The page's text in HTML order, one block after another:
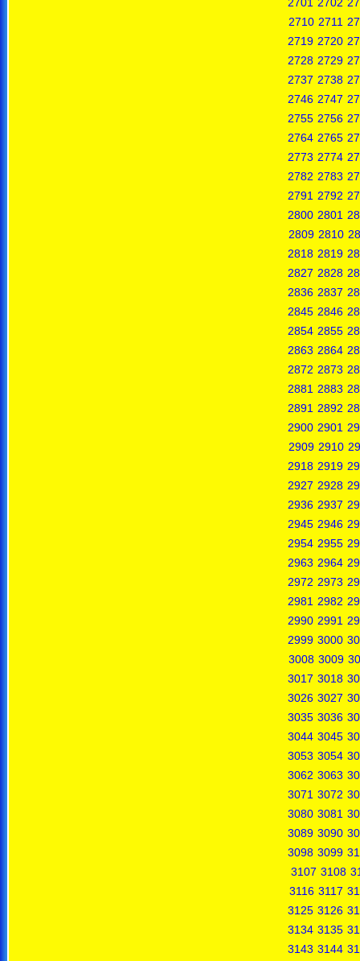
2710 2711
2719 2720
2728 2729
2737 2738
2746 2747
2755 2756
2764 2765
2773 2774
2782 2783
2791 2792
2800 2801
2809 2810
2818 2819
2827 2828
2836 2837
2845 2846
2854 2855
2863 2864
2872 2873
2881 2883
2891 2892
2900 2901
2909 2910
2918 2919
2927 2928
2936 2937
2945 2946
2954 2955
2963 2964
2972 2973
2981 2982
2990 2991
2999 3000
3008 3009
3017 3018
3026 3027
3035 3036
3044 3045
3053 3054
3062 3063
3071 3072
3080 3081
3089 3090
3098 3099
3107 3108
3116 3117
3125 3126
3134 3135
3143 3144